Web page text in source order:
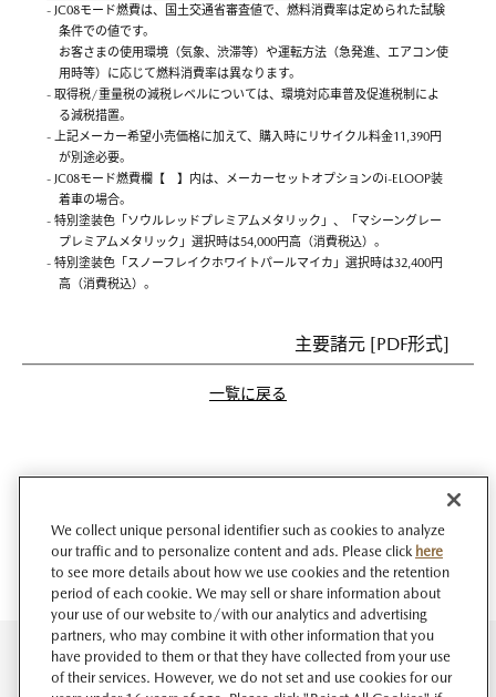
- JC08モード燃費は、国土交通省審査値で、燃料消費率は定められた試験
条件での値です。
お客さまの使用環境（気象、渋滞等）や運転方法（急発進、エアコン使
用時等）に応じて燃料消費率は異なります。
- 取得税/重量税の減税レベルについては、環境対応車普及促進税制によ
る減税措置。
- 上記メーカー希望小売価格に加えて、購入時にリサイクル料金11,390円
が別途必要。
- JC08モード燃費欄【 】内は、メーカーセットオプションのi-ELOOP装
着車の場合。
- 特別塗装色「ソウルレッドプレミアムメタリック」、「マシーングレー
プレミアムメタリック」選択時は54,000円高（消費税込）。
- 特別塗装色「スノーフレイクホワイトパールマイカ」選択時は32,400円
高（消費税込）。
主要諸元 [PDF形式]
一覧に戻る
We collect unique personal identifier such as cookies to analyze
our traffic and to personalize content and ads. Please click here
to see more details about how we use cookies and the retention
period of each cookie. We may sell or share information about
your use of our website to/with our analytics and advertising
partners, who may combine it with other information that you
have provided to them or that they have collected from your use
of their services. However, we do not set and use cookies for our